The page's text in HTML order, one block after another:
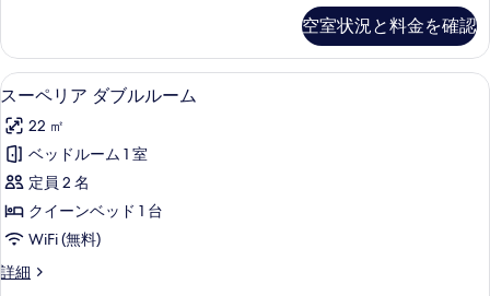
示
す
る
ー
ム
(With
Rollaway
Bed)
の
す
べ
て
の
ア
ツ
イ
ル
ー
(With
Rollaway
Bed)
の
詳
空室状況と料金を確認
ス
ー
ペ
リ
ア
ダ
ブ
ル
1 室のベッドルーム、高級寝具、羽
4
スーペリア ダブルルーム
22 ㎡
ベッドルーム 1 室
定員 2 名
クイーンベッド 1 台
WiFi (無料)
詳細
ス